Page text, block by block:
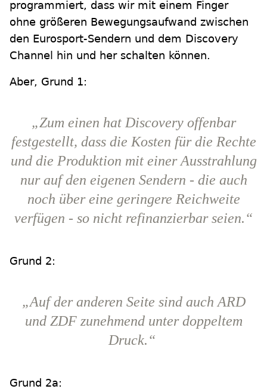
programmiert, dass wir mit einem Finger
ohne größeren Bewegungsaufwand zwischen
den Eurosport-Sendern und dem Discovery
Channel hin und her schalten können.
Aber, Grund 1:
„Zum einen hat Discovery offenbar
festgestellt, dass die Kosten für die Rechte
und die Produktion mit einer Ausstrahlung
nur auf den eigenen Sendern - die auch
noch über eine geringere Reichweite
verfügen - so nicht refinanzierbar seien.“
Grund 2:
„Auf der anderen Seite sind auch ARD
und ZDF zunehmend unter doppeltem
Druck.“
Grund 2a: